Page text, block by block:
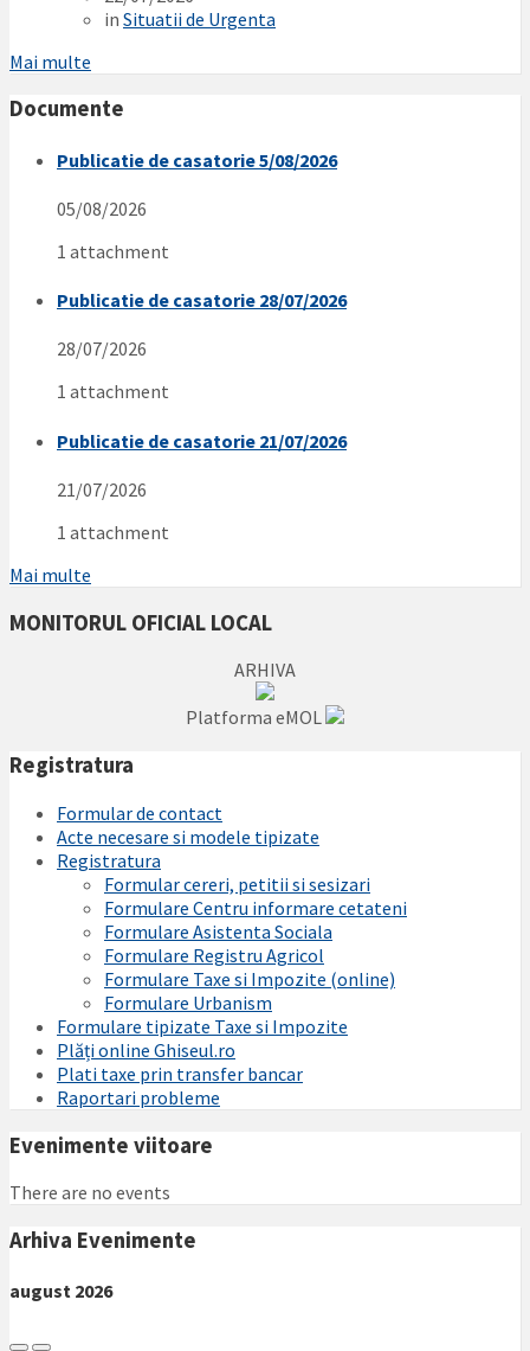
in Situatii de Urgenta
Mai multe
Documente
Publicatie de casatorie 5/08/2026
05/08/2026
1 attachment
Publicatie de casatorie 28/07/2026
28/07/2026
1 attachment
Publicatie de casatorie 21/07/2026
21/07/2026
1 attachment
Mai multe
MONITORUL OFICIAL LOCAL
ARHIVA
Platforma eMOL
Registratura
Formular de contact
Acte necesare si modele tipizate
Registratura
Formular cereri, petitii si sesizari
Formulare Centru informare cetateni
Formulare Asistenta Sociala
Formulare Registru Agricol
Formulare Taxe si Impozite (online)
Formulare Urbanism
Formulare tipizate Taxe si Impozite
Plăți online Ghiseul.ro
Plati taxe prin transfer bancar
Raportari probleme
Evenimente viitoare
There are no events
Arhiva Evenimente
august 2026